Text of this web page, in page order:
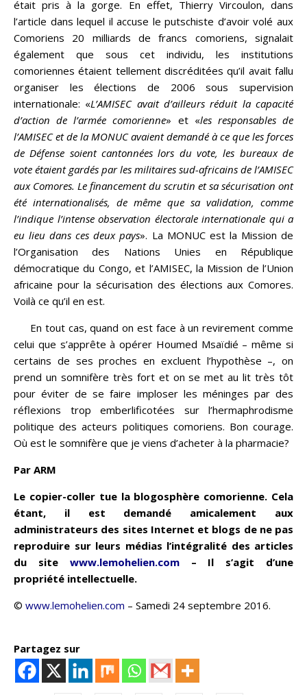
était pris à la gorge. En effet, Thierry Vircoulon, dans
l’article dans lequel il accuse le putschiste d’avoir volé aux
Comoriens 20 milliards de francs comoriens, signalait
également que sous cet individu, les institutions
comoriennes étaient tellement discréditées qu’il avait fallu
organiser les élections de 2006 sous supervision
internationale: «L’AMISEC avait d’ailleurs réduit la capacité
d’action de l’armée comorienne» et «les responsables de
l’AMISEC et de la MONUC avaient demandé à ce que les forces
de Défense soient cantonnées lors du vote, les bureaux de
vote étaient gardés par les militaires sud-africains de l’AMISEC
aux Comores. Le financement du scrutin et sa sécurisation ont
été internationalisés, de même que sa validation, comme
l’indique l’intense observation électorale internationale qui a
eu lieu dans ces deux pays». La MONUC est la Mission de
l’Organisation des Nations Unies en République
démocratique du Congo, et l’AMISEC, la Mission de l’Union
africaine pour la sécurisation des élections aux Comores.
Voilà ce qu’il en est.
En tout cas, quand on est face à un revirement comme
celui que s’apprête à opérer Houmed Msaïdié – même si
certains de ses proches en excluent l’hypothèse –, on
prend un somnifère très fort et on se met au lit très tôt
pour éviter de se faire imploser les méninges par des
réflexions trop emberlificotées sur l’hermaphrodisme
politique des acteurs politiques comoriens. Bon courage.
Où est le somnifère que je viens d’acheter à la pharmacie?
Par ARM
Le copier-coller tue la blogosphère comorienne. Cela
étant, il est demandé amicalement aux
administrateurs des sites Internet et blogs de ne pas
reproduire sur leurs médias l’intégralité des articles
du site www.lemohelien.com– Il s’agit d’une
propriété intellectuelle.
© www.lemohelien.com – Samedi 24 septembre 2016.
Partagez sur